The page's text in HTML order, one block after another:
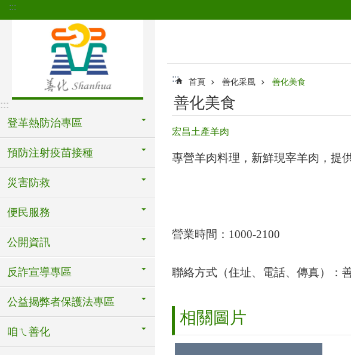
跳到主要內容區塊
:::
:::
登革熱防治專區
預防注射疫苗接種
災害防救
便民服務
公開資訊
反詐宣導專區
公益揭弊者保護法專區
咱ㄟ善化
::: 首頁 善化采風 善化美食
善化美食
宏昌土產羊肉
專營羊肉料理，新鮮現宰羊肉，提
營業時間： 1000-2100
聯絡方式（住址、電話、傳真）：
相關圖片